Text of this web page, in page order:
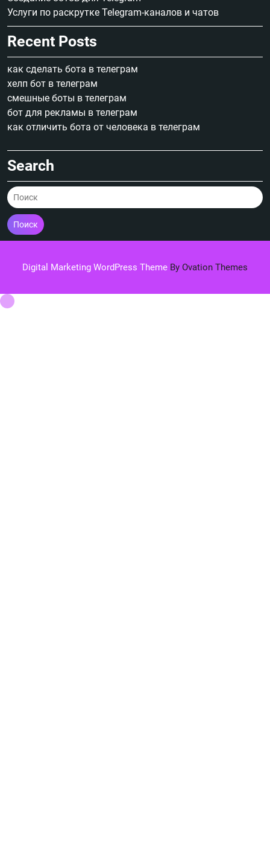
Услуги по раскрутке Telegram-каналов и чатов
Recent Posts
как сделать бота в телеграм
хелп бот в телеграм
смешные боты в телеграм
бот для рекламы в телеграм
как отличить бота от человека в телеграм
Search
Поиск
Digital Marketing WordPress Theme By Ovation Themes